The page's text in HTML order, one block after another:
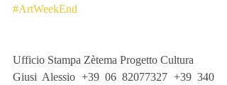
#ArtWeekEnd
Ufficio Stampa Zètema Progetto Cultura
Giusi Alessio +39 06 82077327 +39 340